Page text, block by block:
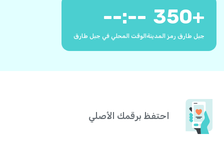
+
350
جبل طارق رمز المدينة
--:--
الوقت المحلي في جبل طارق
احتفظ برقمك الأصلي